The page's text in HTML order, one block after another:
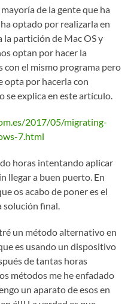
de la gente que ha
optado por realizarla en
la partición de Mac OS y
optan por hacer la
con el mismo programa pero
opta por hacerla con
se explica en este artículo.
2017/05/migrating-
7.html
horas intentando aplicar
llegar a buen puerto. En
os acabo de poner es el
solución final.
un método alternativo en
es usando un dispositivo
de tantas horas
métodos me he enfadado
un aparato de esos en